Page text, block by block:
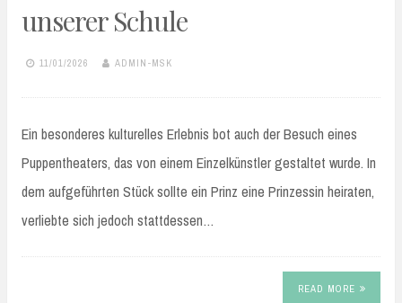
unserer Schule
11/01/2026 ADMIN-MSK
Ein besonderes kulturelles Erlebnis bot auch der Besuch eines
Puppentheaters, das von einem Einzelkünstler gestaltet wurde. In
dem aufgeführten Stück sollte ein Prinz eine Prinzessin heiraten,
verliebte sich jedoch stattdessen…
READ MORE